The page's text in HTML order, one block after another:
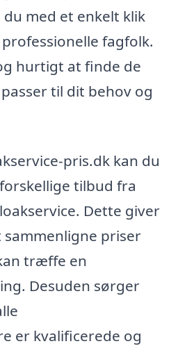
med et enkelt klik
fagfolk.
hurtigt at finde de
til dit behov og
pris.dk kan du
tilbud fra
Dette giver
priser
træffe en
Desuden sørger
er kvalificerede og